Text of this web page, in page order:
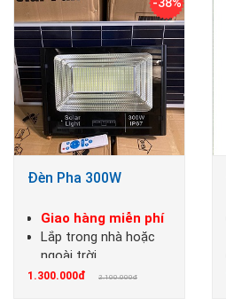
Đèn Pha 300W
Giao hàng miễn phí
Lắp trong nhà hoặc
ngoài trời
1.300.000đ 2.100.000đ